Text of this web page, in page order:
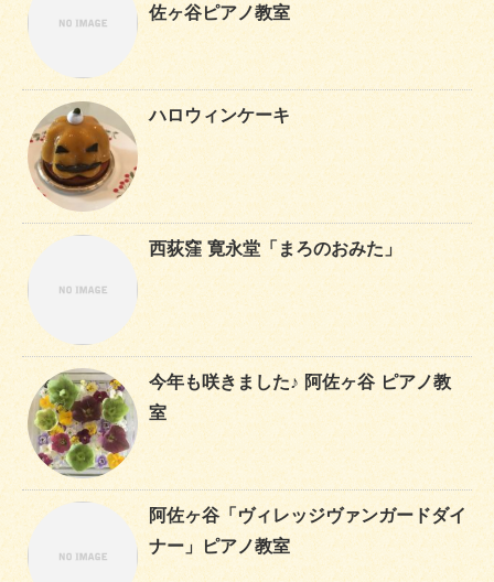
佐ヶ谷ピアノ教室
ハロウィンケーキ
西荻窪 寛永堂「まろのおみた」
今年も咲きました♪ 阿佐ヶ谷 ピアノ教
室
阿佐ヶ谷「ヴィレッジヴァンガードダイ
ナー」ピアノ教室